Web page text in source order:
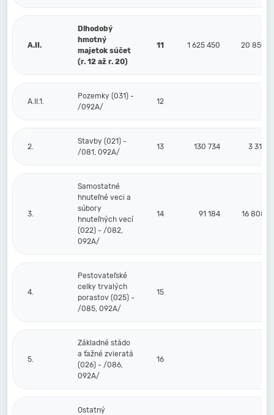
A.II.
Dlhodobý
hmotný
majetok súčet
(r. 12 až r. 20)
11 1 625 450 20 859
A.II.1.
Pozemky (031) -
/092A/
12
2.
Stavby (021) -
/081, 092A/
13 130 734 3 317
3.
Samostatné
hnuteľné veci a
súbory
hnuteľných vecí
(022) - /082,
092A/
14 91 184 16 808
4.
Pestovateľské
celky trvalých
porastov (025) -
/085, 092A/
15
5.
Základné stádo
a ťažné zvieratá
(026) - /086,
092A/
16
Ostatný